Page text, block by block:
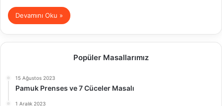
Devamını Oku »
Popüler Masallarımız
15 Ağustos 2023
Pamuk Prenses ve 7 Cüceler Masalı
1 Aralık 2023